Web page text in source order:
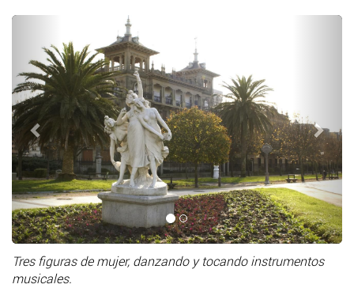
Tres figuras de mujer, danzando y tocando instrumentos
musicales.